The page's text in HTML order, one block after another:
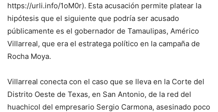
https://urli.info/1oM0r). Esta acusación permite platear la
hipótesis que el siguiente que podría ser acusado
públicamente es el gobernador de Tamaulipas, Américo
Villarreal, que era el estratega político en la campaña de
Rocha Moya.
Villarreal conecta con el caso que se lleva en la Corte del
Distrito Oeste de Texas, en San Antonio, de la red del
huachicol del empresario Sergio Carmona, asesinado poco